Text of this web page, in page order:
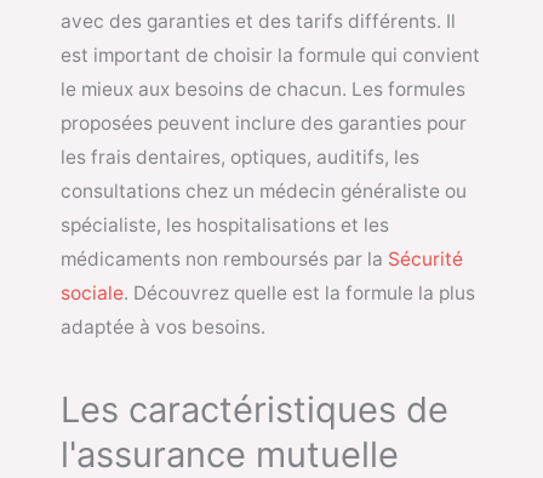
avec des garanties et des tarifs différents. Il
est important de choisir la formule qui convient
le mieux aux besoins de chacun. Les formules
proposées peuvent inclure des garanties pour
les frais dentaires, optiques, auditifs, les
consultations chez un médecin généraliste ou
spécialiste, les hospitalisations et les
médicaments non remboursés par la Sécurité
sociale. Découvrez quelle est la formule la plus
adaptée à vos besoins.
Les caractéristiques de
l'assurance mutuelle